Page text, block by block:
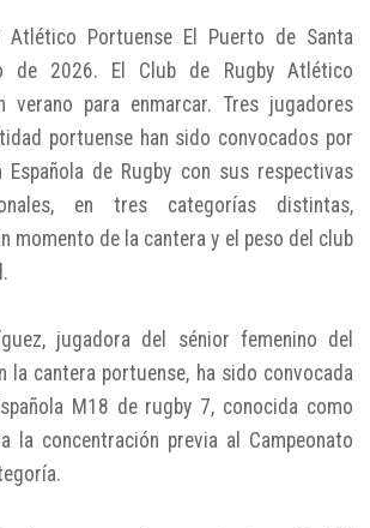
Atlético Portuense El Puerto de Santa
de 2026. El Club de Rugby Atlético
verano para enmarcar. Tres jugadores
portuense han sido convocados por
Española de Rugby con sus respectivas
en tres categorías distintas,
momento de la cantera y el peso del club
jugadora del sénior femenino del
la cantera portuense, ha sido convocada
M18 de rugby 7, conocida como
la concentración previa al Campeonato